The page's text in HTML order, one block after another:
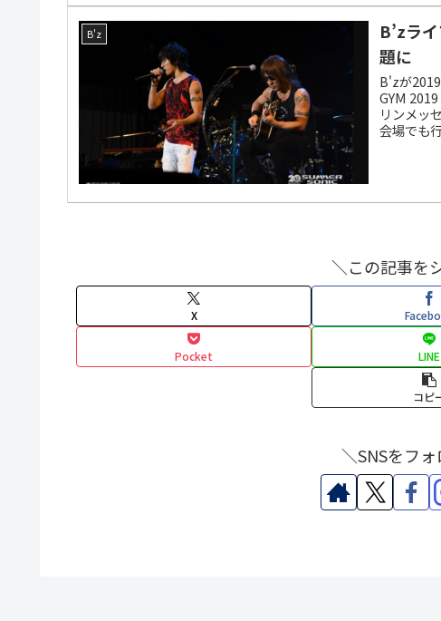
B'z
B’zラ
題に
B'zが
GYM
リンメッ
会場でも
＼この記事を
X
Pocket LINE
コピ
＼SNSをフ